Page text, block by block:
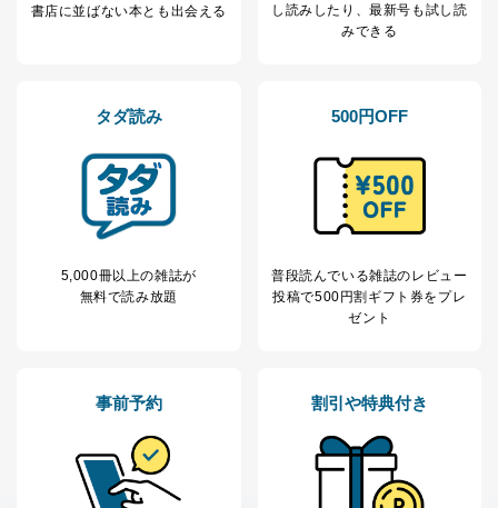
書店に並ばない本とも出会える
し読み したり、最新号も試し読
みできる
タダ読み
5,000冊以上の雑誌が
無料で読み放題
500円OFF
普段読んでいる雑誌のレビュー
投稿で500円割ギフト券をプレ
ゼント
事前予約 割引や特典付き